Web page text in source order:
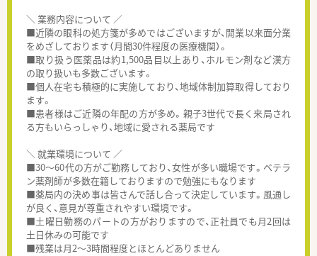
＼ 業務内容について ／
■近隣の眼科の処方箋が多めではございますが、開業以来面分業
をめざしております（月間30件程度の医療機関）。
■取り扱う医薬品は約1,500品目以上あり、ホルモン剤など漢方
の取り扱いも多数ございます。
■個人在宅も積極的に実施しており、地域体制加算取得しており
ます。
■患者様はご近隣の年配の方が多め。親子3世代で長く来局され
る方もいらっしゃり、地域に愛される薬局です
＼ 就業環境について ／
■30～60代の方がご勤務しており、女性が多い職場です。ベテラ
ン薬剤師が多数在籍しておりますので勉強にもなります
■薬局内の決め事は皆さんで話し合って決定しています。風通し
が良く、意見が尊重されやすい環境です。
■土曜日勤務のパートの方がおりますので、正社員でも月2回は
土日休みの可能です
■残業は月2～3時間程度とほとんどありません